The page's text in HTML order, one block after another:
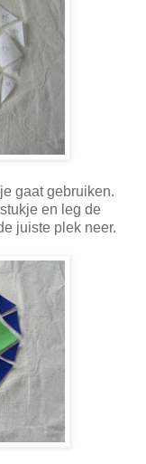
gaat gebruiken.
en leg de
juiste plek neer.